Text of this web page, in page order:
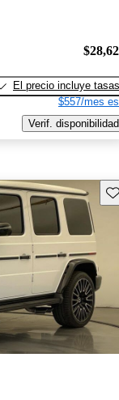
El precio incluye tasas
$557/mes
Verif. disponibilidad